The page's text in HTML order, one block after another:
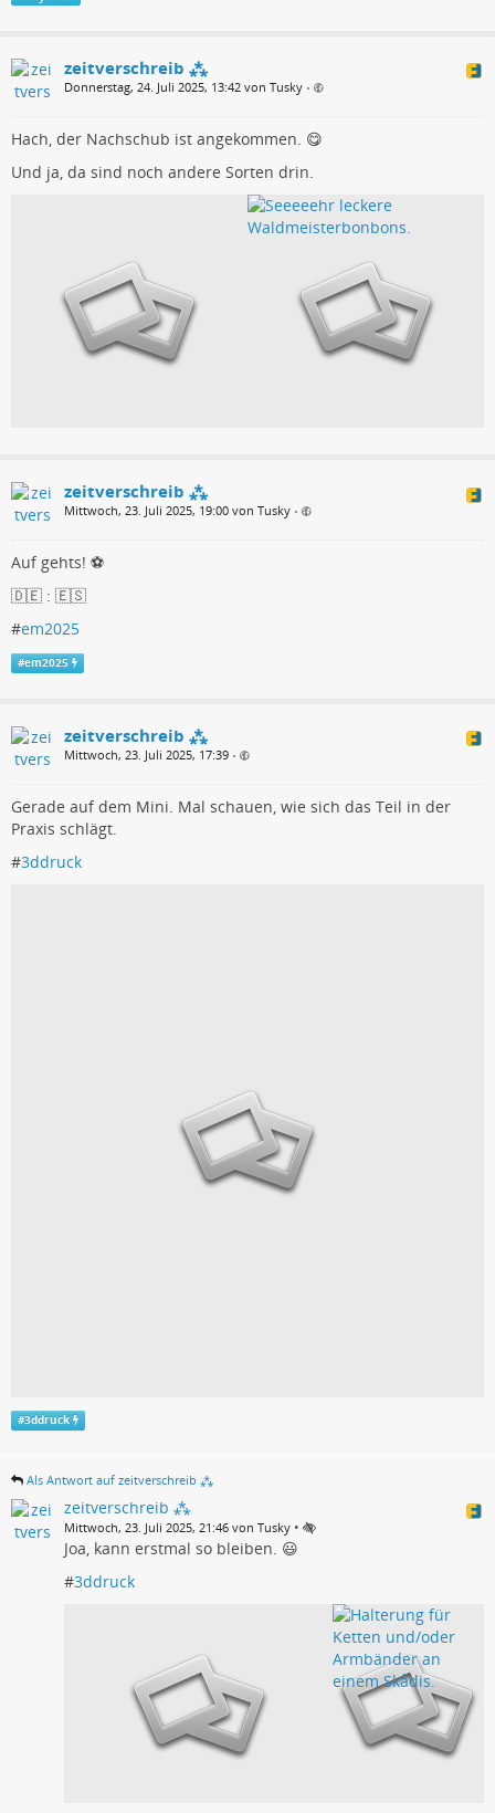
zeitverschreib ⁂
Donnerstag, 24. Juli 2025, 13:42 von Tusky •
Hach, der Nachschub ist angekommen. 😋
Und ja, da sind noch andere Sorten drin.
zeitverschreib ⁂
Mittwoch, 23. Juli 2025, 19:00 von Tusky •
Auf gehts! ⚽
🇩🇪 : 🇪🇸
#em2025
#em2025
zeitverschreib ⁂
Mittwoch, 23. Juli 2025, 17:39 •
Gerade auf dem Mini. Mal schauen, wie sich das Teil in der
Praxis schlägt.
#3ddruck
#3ddruck
Als Antwort auf zeitverschreib ⁂
zeitverschreib ⁂
Mittwoch, 23. Juli 2025, 21:46 von Tusky •
Joa, kann erstmal so bleiben. 😃
#3ddruck